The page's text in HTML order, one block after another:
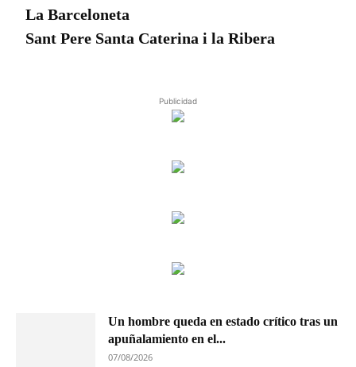
La Barceloneta
Sant Pere Santa Caterina i la Ribera
Publicidad
Un hombre queda en estado crítico tras un
apuñalamiento en el...
07/08/2026